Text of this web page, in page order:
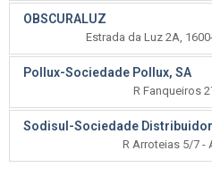
OBSCURALUZ
Estrada da Luz 2A,
Pollux-Sociedade Pollux, SA
R Fanqueiros
Sodisul-Sociedade
R Arroteias 5/7 -